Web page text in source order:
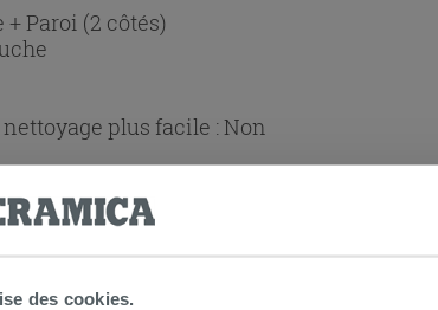
des cookies.
+ Paroi (2 côtés)
plus facile :Non